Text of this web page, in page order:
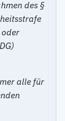
des §
oder
alle für